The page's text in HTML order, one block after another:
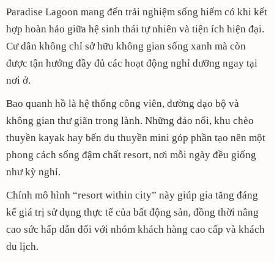
Paradise Lagoon mang đến trải nghiệm sống hiếm có khi kết
hợp hoàn hảo giữa hệ sinh thái tự nhiên và tiện ích hiện đại.
Cư dân không chỉ sở hữu không gian sống xanh mà còn
được tận hưởng đầy đủ các hoạt động nghỉ dưỡng ngay tại
nơi ở.
Bao quanh hồ là hệ thống công viên, đường dạo bộ và
không gian thư giãn trong lành. Những đảo nổi, khu chèo
thuyền kayak hay bến du thuyền mini góp phần tạo nên một
phong cách sống đậm chất resort, nơi mỗi ngày đều giống
như kỳ nghỉ.
Chính mô hình “resort within city” này giúp gia tăng đáng
kể giá trị sử dụng thực tế của bất động sản, đồng thời nâng
cao sức hấp dẫn đối với nhóm khách hàng cao cấp và khách
du lịch.